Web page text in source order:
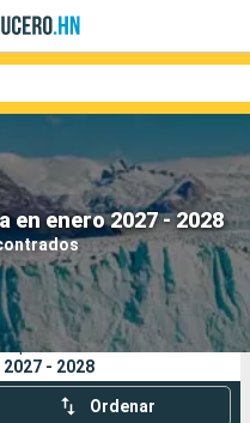
enero 2027 - 2028
Compañías
Buscar
- 2028
Ordenar